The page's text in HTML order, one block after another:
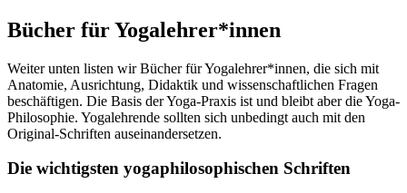
Bücher für Yogalehrer*innen
Weiter unten listen wir Bücher für Yogalehrer*innen, die sich mit
Anatomie, Ausrichtung, Didaktik und wissenschaftlichen Fragen
beschäftigen. Die Basis der Yoga-Praxis ist und bleibt aber die Yoga-
Philosophie. Yogalehrende sollten sich unbedingt auch mit den
Original-Schriften auseinandersetzen.
Die wichtigsten yogaphilosophischen Schriften